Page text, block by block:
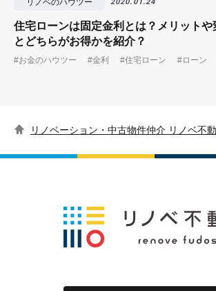
リノベのハウツー 2020.01.24
住宅ローンは固定金利とは？メリットや
とどちらがお得かを紹介？
#お金のハウツー #金利 #住宅ローン #ローン
リノベーション・中古物件仲介 リノベ不